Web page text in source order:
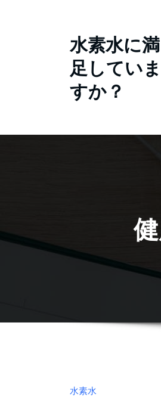
キ
水素水に満
足していま
すか？
水素水